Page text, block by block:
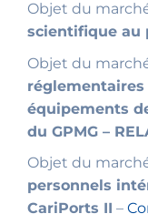
Objet du
scientifique au
Objet du
équipements
du GPMG –
Objet du
personnels
CariPorts II –